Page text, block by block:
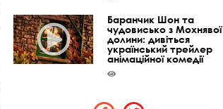
Баранчик Шон та
чудовисько з Мохнявої
долини: дивіться
український трейлер
анімаційної комедії